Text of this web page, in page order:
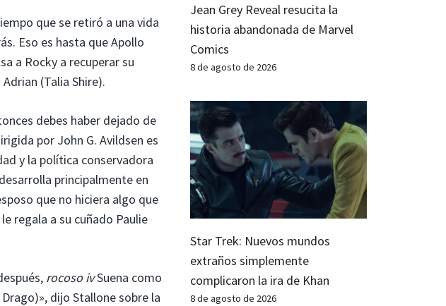
que se retiró a una vida
Eso es hasta que Apollo
a Rocky a recuperar su
(Talia Shire).
debes haber dejado de
por John G. Avildsen es
y la política conservadora
principalmente en
que no hiciera algo que
regala a su cuñado Paulie
rocoso ivSuena como
dijo Stallone sobre la
Jean Grey Reveal resucita la
historia abandonada de Marvel
Comics
8 de agosto de 2026
Star Trek: Nuevos mundos
extraños simplemente
complicaron la ira de Khan
8 de agosto de 2026